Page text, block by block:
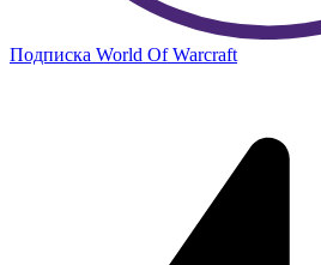
Подписка World Of Warcraft